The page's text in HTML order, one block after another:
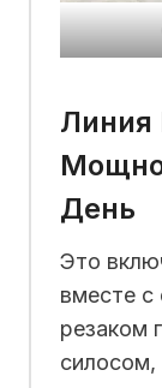
Линия
День
Это
вместе с
резаком
силосом,